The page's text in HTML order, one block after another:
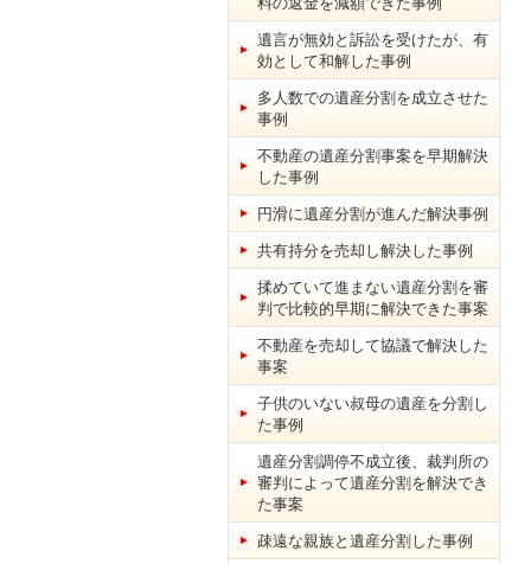
遺言が無効と訴訟を受けたが、有
効として和解した事例
多人数での遺産分割を成立させた
事例
不動産の遺産分割事案を早期解決
した事例
円滑に遺産分割が進んだ解決事例
共有持分を売却し解決した事例
揉めていて進まない遺産分割を審
判で比較的早期に解決できた事案
不動産を売却して協議で解決した
事案
子供のいない叔母の遺産を分割し
た事例
遺産分割調停不成立後、裁判所の
審判によって遺産分割を解決でき
た事案
疎遠な親族と遺産分割した事例